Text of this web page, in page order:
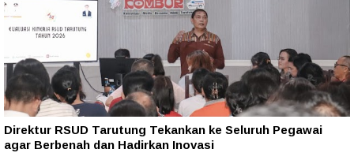
Direktur RSUD Tarutung Tekankan ke Seluruh Pegawai
agar Berbenah dan Hadirkan Inovasi